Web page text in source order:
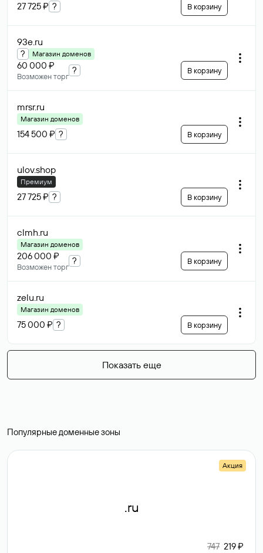
27 725 ₽ ? В корзину
93e.ru
? Магазин доменов
60 000 ₽
Возможен торг
? В корзину
mrsr.ru
Магазин доменов
154 500 ₽ ? В корзину
ulov.shop
Премиум
27 725 ₽ ? В корзину
clmh.ru
Магазин доменов
206 000 ₽
Возможен торг
? В корзину
zelu.ru
Магазин доменов
75 000 ₽ ? В корзину
Показать еще
Популярные доменные зоны
Акция
.ru
747 219 ₽